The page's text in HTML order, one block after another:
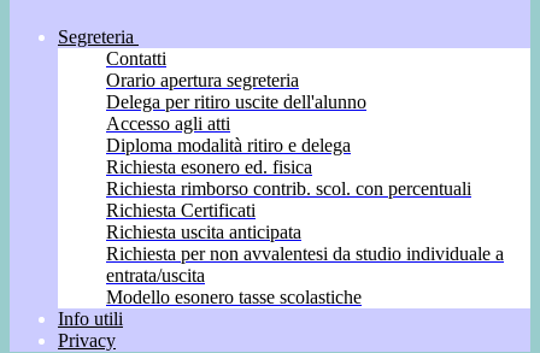
Segreteria
Contatti
Orario apertura segreteria
Delega per ritiro uscite dell'alunno
Accesso agli atti
Diploma modalità ritiro e delega
Richiesta esonero ed. fisica
Richiesta rimborso contrib. scol. con percentuali
Richiesta Certificati
Richiesta uscita anticipata
Richiesta per non avvalentesi da studio individuale a
entrata/uscita
Modello esonero tasse scolastiche
Info utili
Privacy